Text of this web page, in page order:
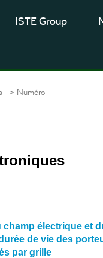
ISTE Group
> Numéro
électrique et
de vie des
par grille